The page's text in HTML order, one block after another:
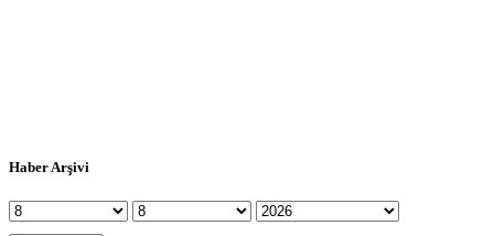
Haber Arşivi